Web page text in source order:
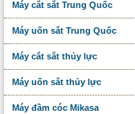
Máy cắt sắt Trung Quốc
Máy uốn sắt Trung Quốc
Máy cắt sắt thủy lực
Máy uốn sắt thủy lực
Máy đầm cóc Mikasa